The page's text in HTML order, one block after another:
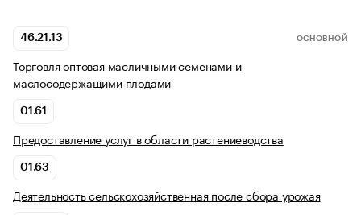
46.21.13 ОСНОВНОЙ
Торговля оптовая масличными семенами и
маслосодержащими плодами
01.61
Предоставление услуг в области растениеводства
01.63
Деятельность сельскохозяйственная после сбора урожая